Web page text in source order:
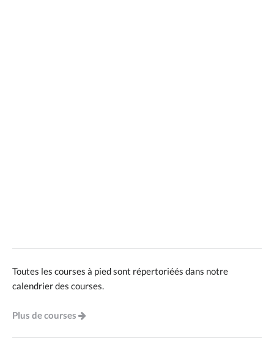
Toutes les courses à pied sont répertoriéés dans notre
calendrier des courses.
Plus de courses